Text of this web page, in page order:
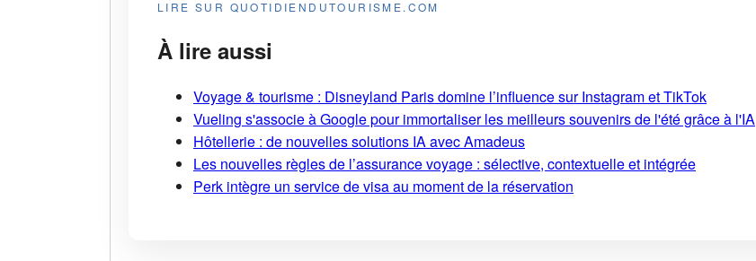
LIRE SUR QUOTIDIENDUTOURISME.COM
À lire aussi
Voyage & tourisme : Disneyland Paris domine l’influence sur Instagram et TikTok
Vueling s'associe à Google pour immortaliser les meilleurs souvenirs de l'été grâce à l'IA
Hôtellerie : de nouvelles solutions IA avec Amadeus
Les nouvelles règles de l’assurance voyage : sélective, contextuelle et intégrée
Perk intègre un service de visa au moment de la réservation